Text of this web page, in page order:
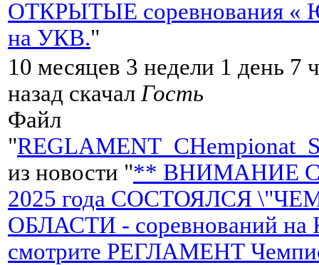
ОТКРЫТЫЕ соревнования «
на УКВ."
10 месяцев 3 недели 1 день 7
назад скачал Гость
Файл
"
из новости "** ВНИМАНИЕ
2025 года СОСТОЯЛСЯ
ОБЛАСТИ - соревнований
смотрите РЕГЛАМЕНТ